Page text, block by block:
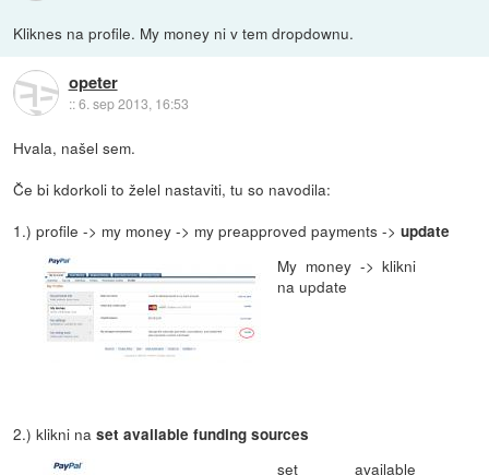
Kliknes na profile. My money ni v tem dropdownu.
opeter
::6. sep 2013, 16:53
Hvala, našel sem.
Če bi kdorkoli to želel nastaviti, tu so navodila:
1.) profile -> my money -> my preapproved payments ->update
My money -> klikni
na update
2.) klikni naset available funding sources
set available